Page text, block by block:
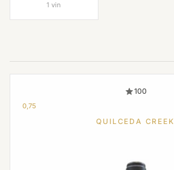
1 vin
100
0,75
QUILCEDA CREEK